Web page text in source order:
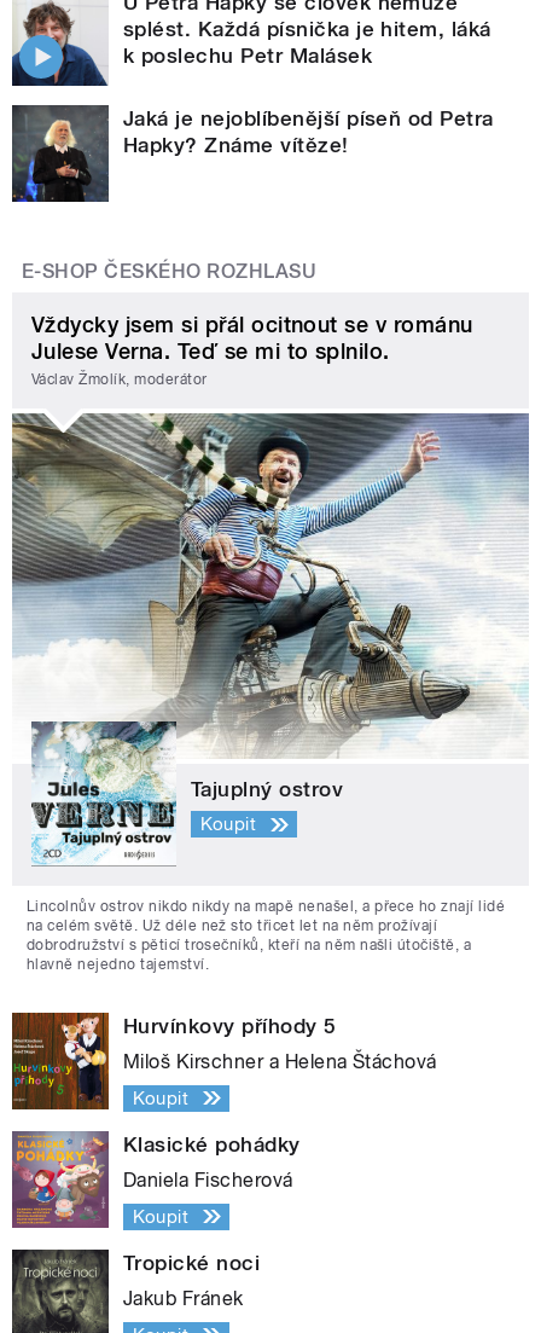
splést. Každá písnička je hitem, láká
k poslechu Petr Malásek
Jaká je nejoblíbenější píseň od Petra
Hapky? Známe vítěze!
E-SHOP ČESKÉHO ROZHLASU
Vždycky jsem si přál ocitnout se v románu
Julese Verna. Teď se mi to splnilo.
Václav Žmolík, moderátor
Tajuplný ostrov
Koupit
Lincolnův ostrov nikdo nikdy na mapě nenašel, a přece ho znají lidé
na celém světě. Už déle než sto třicet let na něm prožívají
dobrodružství s pěticí trosečníků, kteří na něm našli útočiště, a
hlavně nejedno tajemství.
Hurvínkovy příhody 5
Miloš Kirschner a Helena Štáchová
Koupit
Klasické pohádky
Daniela Fischerová
Koupit
Tropické noci
Jakub Fránek